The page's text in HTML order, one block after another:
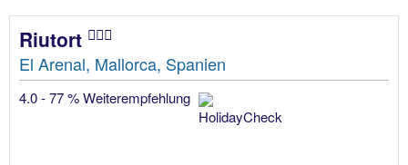
Riutort
El Arenal, Mallorca, Spanien
4.0 - 77 % Weiterempfehlung